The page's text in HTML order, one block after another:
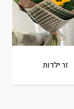
זר ילדות